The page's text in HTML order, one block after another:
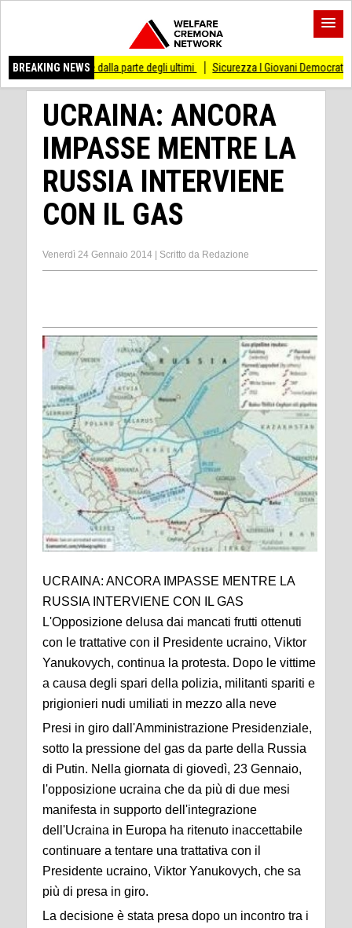
BREAKING NEWS
di stare dalla parte degli ultimi Sicurezza I Giovani Democratici ribattono
UCRAINA: ANCORA
IMPASSE MENTRE LA
RUSSIA INTERVIENE
CON IL GAS
Venerdì 24 Gennaio 2014 Scritto da Redazione
UCRAINA: ANCORA IMPASSE MENTRE LA
RUSSIA INTERVIENE CON IL GAS
L'Opposizione delusa dai mancati frutti ottenuti
con le trattative con il Presidente ucraino, Viktor
Yanukovych, continua la protesta. Dopo le vittime
a causa degli spari della polizia, militanti spariti e
prigionieri nudi umiliati in mezzo alla neve
Presi in giro dall'Amministrazione Presidenziale,
sotto la pressione del gas da parte della Russia
di Putin. Nella giornata di giovedì, 23 Gennaio,
l'opposizione ucraina che da più di due mesi
manifesta in supporto dell'integrazione
dell'Ucraina in Europa ha ritenuto inaccettabile
continuare a tentare una trattativa con il
Presidente ucraino, Viktor Yanukovych, che sa
più di presa in giro.
La decisione è stata presa dopo un incontro tra i